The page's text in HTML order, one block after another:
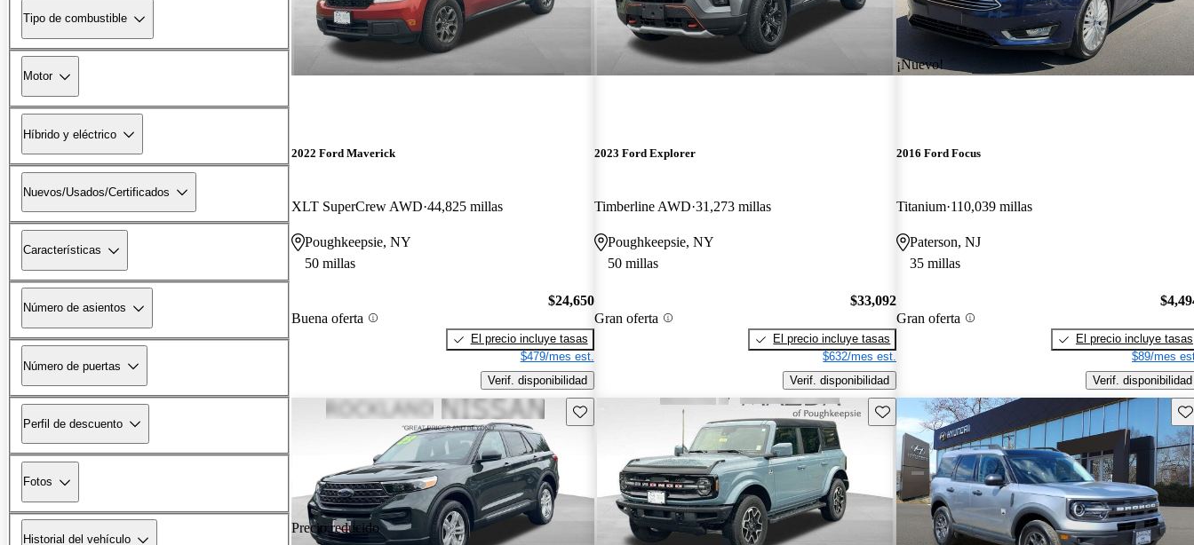
Tipo de combustible
Motor
Híbrido y eléctrico
Nuevos/Usados/Certificados
Características
Número de asientos
Número de puertas
Perfil de descuento
Fotos
Historial del vehículo
2022 Ford Maverick
XLT SuperCrew AWD 44,825 millas
Poughkeepsie, NY
50 millas
Buena oferta
$24,650
El precio incluye tasas
$479/mes est.
Verif. disponibilidad
2023 Ford Explorer
Timberline AWD 31,273 millas
Poughkeepsie, NY
50 millas
Gran oferta
$33,092
El precio incluye tasas
$632/mes est.
Verif. disponibilidad
¡Nuevo!
2016 Ford Focus
Titanium 110,039 millas
Paterson, NJ
35 millas
Gran oferta
El precio incluye tasas
$89/mes
Verif. disponibilidad
Precio reducido
Guarda este Aviso Guarda este Aviso